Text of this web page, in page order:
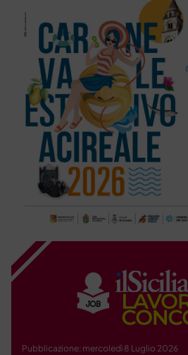
Pubblicazione: mercoledì 8 Luglio 2026